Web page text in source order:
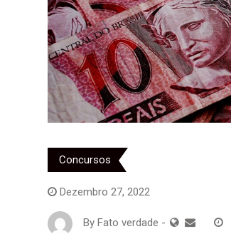
Concursos
Dezembro 27, 2022
By Fato verdade -